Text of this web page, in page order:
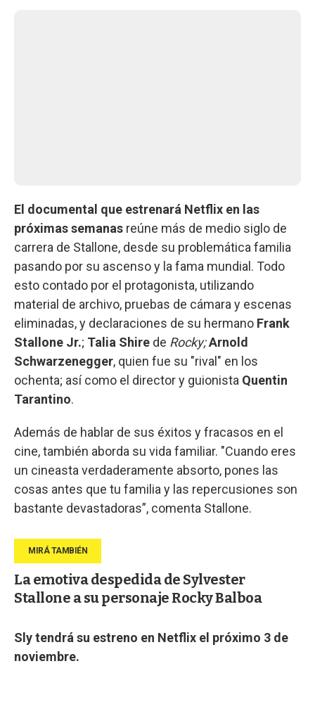
El documental que estrenará Netflix en las
próximas semanas reúne más de medio siglo de
carrera de Stallone, desde su problemática familia
pasando por su ascenso y la fama mundial. Todo
esto contado por el protagonista, utilizando
material de archivo, pruebas de cámara y escenas
eliminadas, y declaraciones de su hermano Frank
Stallone Jr.; Talia Shire de Rocky;Arnold
Schwarzenegger, quien fue su "rival" en los
ochenta; así como el director y guionista Quentin
Tarantino.
Además de hablar de sus éxitos y fracasos en el
cine, también aborda su vida familiar. "Cuando eres
un cineasta verdaderamente absorto, pones las
cosas antes que tu familia y las repercusiones son
bastante devastadoras”, comenta Stallone.
La emotiva despedida de Sylvester
Stallone a su personaje Rocky Balboa
Sly tendrá su estreno en Netflix el próximo 3 de
noviembre.